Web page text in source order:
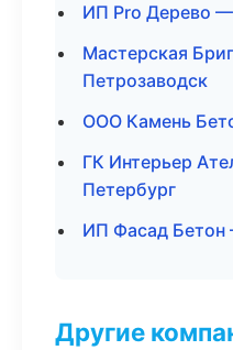
ИП Pro Дерево
Мастерская
Петрозаводск
ООО Камень
ГК Интерьер
Петербург
ИП Фасад Бетон
Другие